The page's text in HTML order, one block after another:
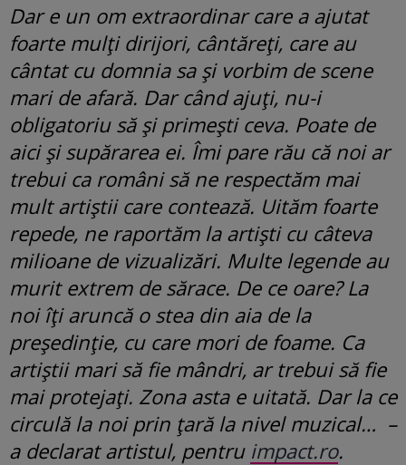
Dar e un om extraordinar care a ajutat
foarte mulți dirijori, cântăreți, care au
cântat cu domnia sa și vorbim de scene
mari de afară. Dar când ajuți, nu-i
obligatoriu să și primești ceva. Poate de
aici și supărarea ei. Îmi pare rău că noi ar
trebui ca români să ne respectăm mai
mult artiștii care contează. Uităm foarte
repede, ne raportăm la artiști cu câteva
milioane de vizualizări. Multe legende au
murit extrem de sărace. De ce oare? La
noi îți aruncă o stea din aia de la
președinție, cu care mori de foame. Ca
artiștii mari să fie mândri, ar trebui să fie
mai protejați. Zona asta e uitată. Dar la ce
circulă la noi prin țară la nivel muzical… –
a declarat artistul, pentru impact.ro.